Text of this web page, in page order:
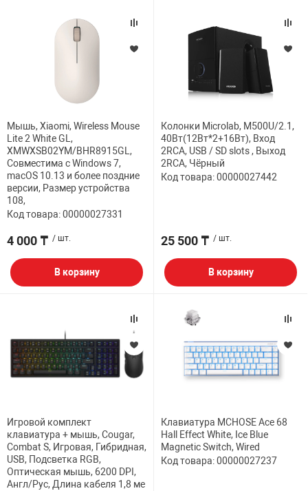
Мышь, Xiaomi, Wireless Mouse
Lite 2 White GL,
XMWXSB02YM/BHR8915GL,
Совместима с Windows 7,
macOS 10.13 и более поздние
версии, Размер устройства
108,
Код товара: 00000027331
4 000 ₸ / шт.
В корзину
Колонки Microlab, M500U/2.1,
40Вт(12Вт*2+16Вт), Вход
2RCA, USB / SD slots , Выход
2RCA, Чёрный
Код товара: 00000027442
25 500 ₸ / шт.
В корзину
Игровой комплект
клавиатура + мышь, Cougar,
Combat S, Игровая, Гибридная,
USB, Подсветка RGB,
Оптическая мышь, 6200 DPI,
Англ/Рус, Длина кабеля 1,8 ме
Клавиатура MCHOSE Ace 68
Hall Effect White, Ice Blue
Magnetic Switch, Wired
Код товара: 00000027237